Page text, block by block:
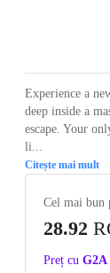
Experience a
deep inside a
escape. Your
li...
Citește mai mult
Cel mai bun
28.92
Preț cu G2A